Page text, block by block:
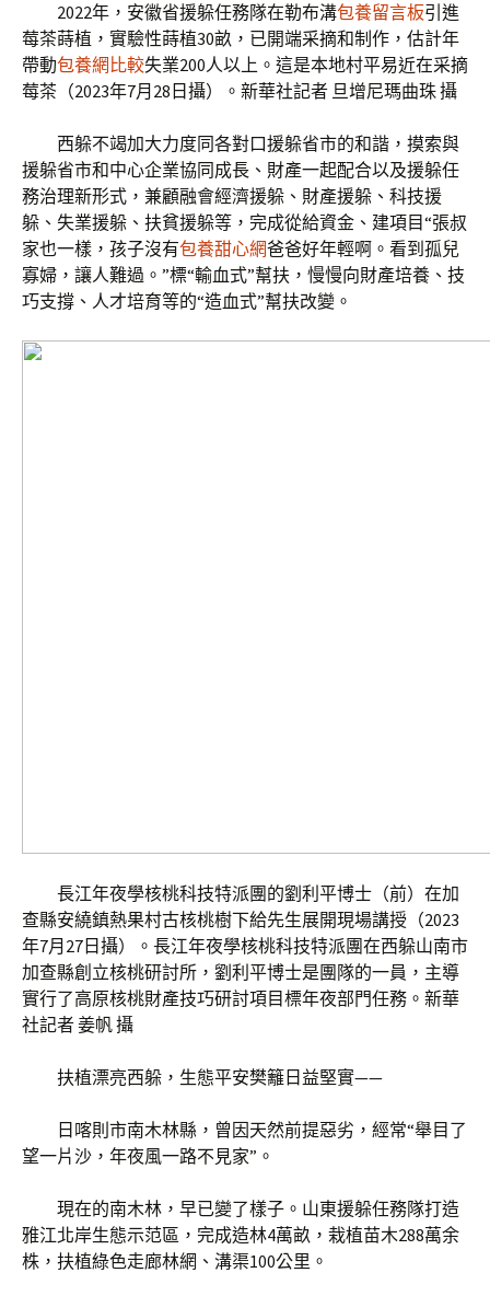
2022年，安徽省援躲任務隊在勒布溝包養留言板引進
莓茶蒔植，實驗性蒔植30畝，已開端采摘和制作，估計年
帶動包養網比較失業200人以上。這是本地村平易近在采摘
莓茶（2023年7月28日攝）。新華社記者 旦增尼瑪曲珠 攝
西躲不竭加大力度同各對口援躲省市的和諧，摸索與
援躲省市和中心企業協同成長、財產一起配合以及援躲任
務治理新形式，兼顧融會經濟援躲、財產援躲、科技援
躲、失業援躲、扶貧援躲等，完成從給資金、建項目“張叔
家也一樣，孩子沒有包養甜心網爸爸好年輕啊。看到孤兒
寡婦，讓人難過。”標“輸血式”幫扶，慢慢向財產培養、技
巧支撐、人才培育等的“造血式”幫扶改變。
長江年夜學核桃科技特派團的劉利平博士（前）在加
查縣安繞鎮熱果村古核桃樹下給先生展開現場講授（2023
年7月27日攝）。長江年夜學核桃科技特派團在西躲山南市
加查縣創立核桃研討所，劉利平博士是團隊的一員，主導
實行了高原核桃財產技巧研討項目標年夜部門任務。新華
社記者 姜帆 攝
扶植漂亮西躲，生態平安樊籬日益堅實——
日喀則市南木林縣，曾因天然前提惡劣，經常“舉目了
望一片沙，年夜風一路不見家”。
現在的南木林，早已變了樣子。山東援躲任務隊打造
雅江北岸生態示范區，完成造林4萬畝，栽植苗木288萬余
株，扶植綠色走廊林網、溝渠100公里。